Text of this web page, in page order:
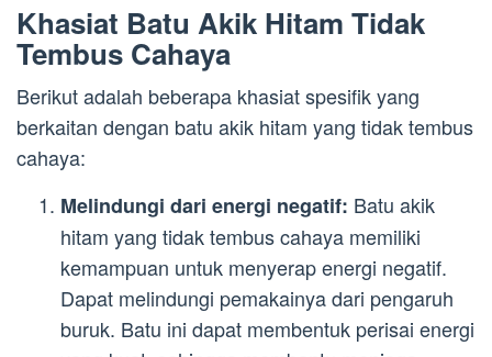
Khasiat Batu Akik Hitam Tidak
Tembus Cahaya
Berikut adalah beberapa khasiat spesifik yang
berkaitan dengan batu akik hitam yang tidak tembus
cahaya:
Melindungi dari energi negatif: Batu akik
hitam yang tidak tembus cahaya memiliki
kemampuan untuk menyerap energi negatif.
Dapat melindungi pemakainya dari pengaruh
buruk. Batu ini dapat membentuk perisai energi